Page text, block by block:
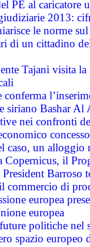
PE al caricatore
2013:
le norme
di un cittadino
Tajani visita
conferma
siriano Bashar Al
nei confronti
caso, un
Copernicus, il
Barroso
commercio di
europea
europea
politiche nel
spazio